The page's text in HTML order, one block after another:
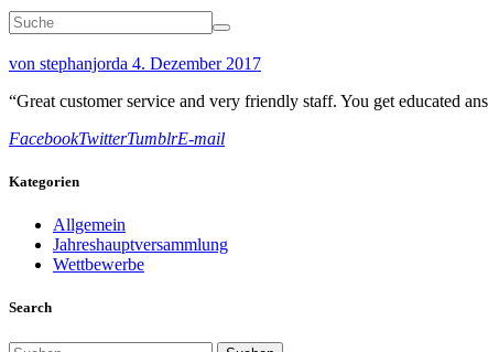
von stephanjorda 4. Dezember 2017
“Great customer service and very friendly staff. You get educated
FacebookTwitterTumblrE-mail
Kategorien
Allgemein
Jahreshauptversammlung
Wettbewerbe
Search